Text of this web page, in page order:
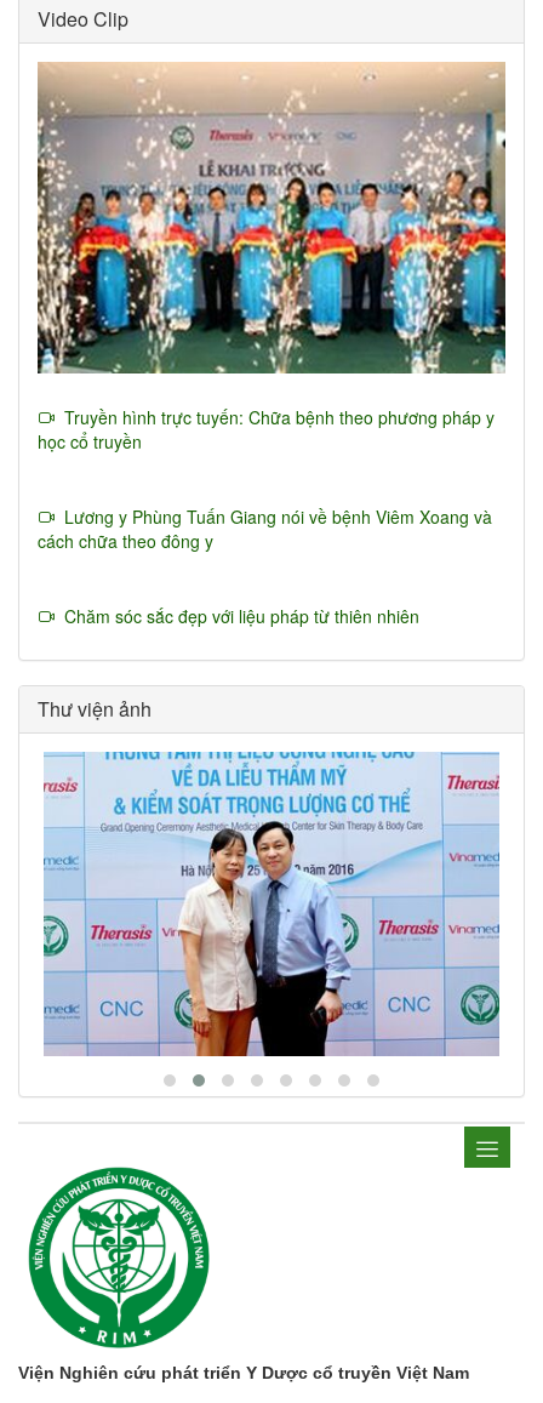
Video Clip
Truyền hình trực tuyến: Chữa bệnh theo phương pháp y
học cổ truyền
Lương y Phùng Tuấn Giang nói về bệnh Viêm Xoang và
cách chữa theo đông y
Chăm sóc sắc đẹp với liệu pháp từ thiên nhiên
Thư viện ảnh
Viện Nghiên cứu phát triển Y Dược cổ truyền Việt Nam